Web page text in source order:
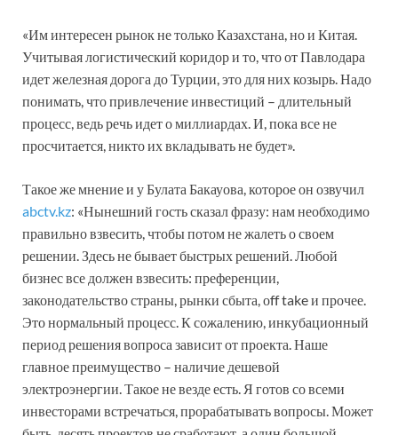
«Им интересен рынок не только Казахстана, но и Китая.
Учитывая логистический коридор и то, что от Павлодара
идет железная дорога до Турции, это для них козырь. Надо
понимать, что привлечение инвестиций – длительный
процесс, ведь речь идет о миллиардах. И, пока все не
просчитается, никто их вкладывать не будет».
Такое же мнение и у Булата Бакауова, которое он озвучил
abctv.kz: «Нынешний гость сказал фразу: нам необходимо
правильно взвесить, чтобы потом не жалеть о своем
решении. Здесь не бывает быстрых решений. Любой
бизнес все должен взвесить: преференции,
законодательство страны, рынки сбыта, оff take и прочее.
Это нормальный процесс. К сожалению, инкубационный
период решения вопроса зависит от проекта. Наше
главное преимущество – наличие дешевой
электроэнергии. Такое не везде есть. Я готов со всеми
инвесторами встречаться, прорабатывать вопросы. Может